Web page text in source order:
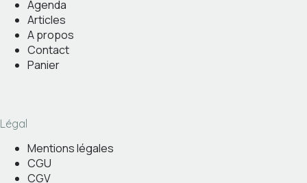
Agenda
Articles
A propos
Contact
Panier
Légal
Mentions légales
CGU
CGV